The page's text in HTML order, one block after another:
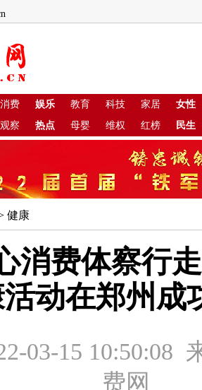
消费 娱乐 教育 科技 家居
女性
观察 热点 母婴 维权 红榜 民生
健康
消费体察行
活动在郑州成
03-15 10:50:08
费网